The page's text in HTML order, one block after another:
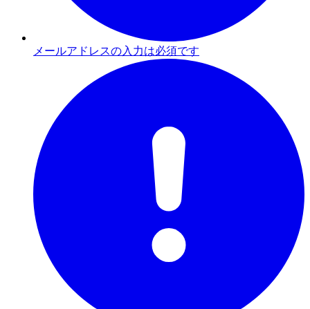
メールアドレスの入力は必須です